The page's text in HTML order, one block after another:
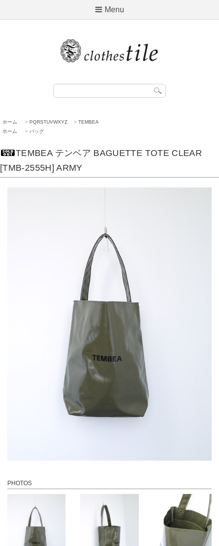
Menu
ホーム > PQRSTUVWXYZ > TEMBEA
ホーム
> バッグ
TEMBEA テンベア BAGUETTE TOTE CLEAR
[TMB-2555H] ARMY
PHOTOS